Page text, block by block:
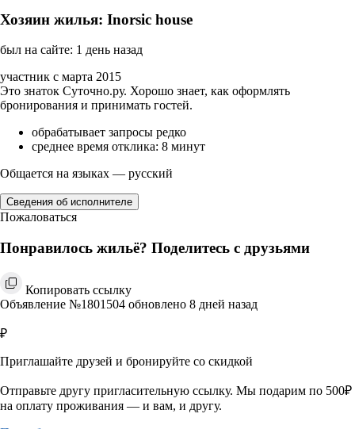
Хозяин жилья: Inorsic house
был на сайте: 1 день назад
участник с марта 2015
Это знаток Суточно.ру. Хорошо знает, как оформлять
бронирования и принимать гостей.
обрабатывает запросы редко
среднее время отклика: 8 минут
Общается на языках — русский
Сведения об исполнителе
Пожаловаться
Понравилось жильё? Поделитесь с друзьями
Копировать ссылку
Объявление №1801504 обновлено 8 дней назад
₽
Приглашайте друзей и бронируйте со скидкой
Отправьте другу пригласительную ссылку. Мы подарим по 500₽
на оплату проживания — и вам, и другу.